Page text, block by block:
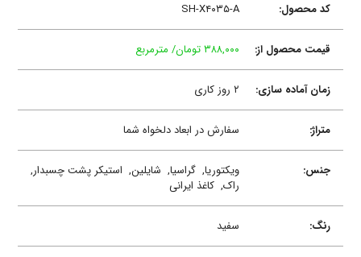
کد محصول: SH-X۴۰۳۵-A
قیمت محصول از: ۳۸۸,۰۰۰ تومان/ مترمربع
زمان آماده سازی: ۲ روز کاری
متراژ: سفارش در ابعاد دلخواه شما
جنس: ویکتوریا,گراسیا, شایلین, استیکر پشت چسبدار,
راک,کاغذ ایرانی
رنگ: سفید